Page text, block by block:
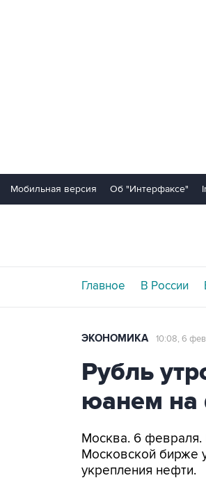
Мобильная версия Об "Интерфаксе"
Главное В России
ЭКОНОМИКА 10:08, 6
Рубль
юанем на
Москва. 6 февраля.
Московской бирже
укрепления нефти.